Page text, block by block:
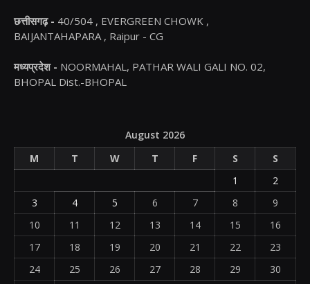
छत्तीसगढ़ - 40/504 , EVERGREEN CHOWK ,
BAIJANTAHAPARA , Raipur - CG
मध्यप्रदेश - NOORMAHAL, PATHAR WALI GALI NO. 02,
BHOPAL Dist.-BHOPAL
August 2026
M
T W T F S
S
1
2
3
4 5 6 7 8
9
10
11 12 13 14 15
16
17
18 19 20 21 22
23
24
25 26 27 28 29
30